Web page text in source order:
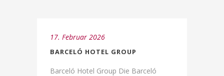
17. Februar 2026
BARCELÓ HOTEL GROUP
Barceló Hotel Group Die Barceló